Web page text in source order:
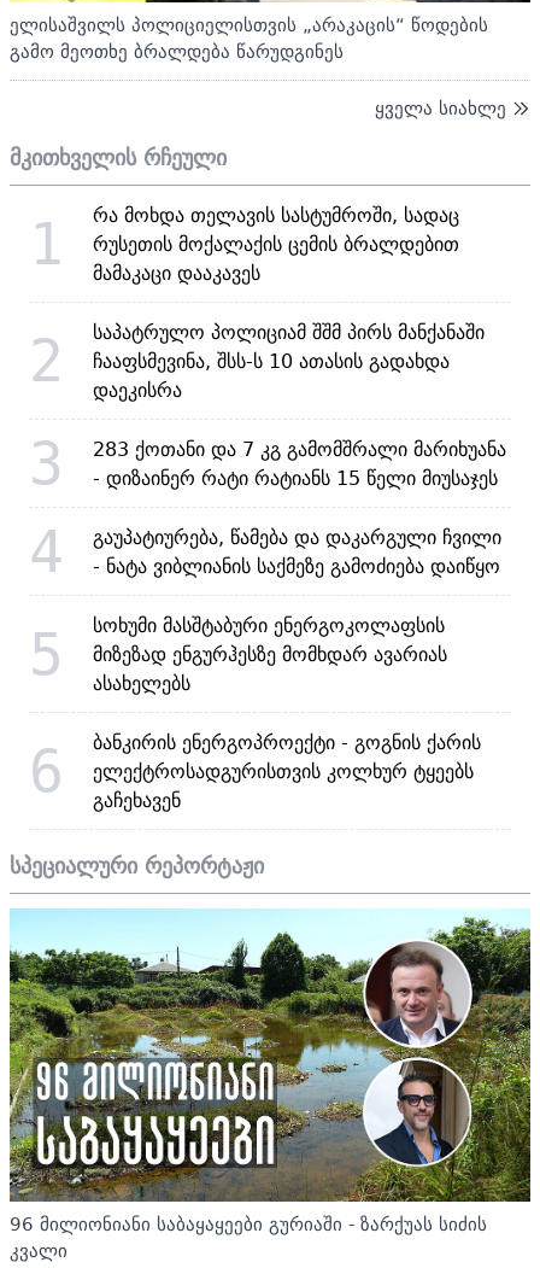
ელისაშვილს პოლიციელისთვის „არაკაცის“ წოდების
გამო მეოთხე ბრალდება წარუდგინეს
ყველა სიახლე
მკითხველის რჩეული
1
რა მოხდა თელავის სასტუმროში, სადაც
რუსეთის მოქალაქის ცემის ბრალდებით
მამაკაცი დააკავეს
2
საპატრულო პოლიციამ შშმ პირს მანქანაში
ჩააფსმევინა, შსს-ს 10 ათასის გადახდა
დაეკისრა
3
283 ქოთანი და 7 კგ გამომშრალი მარიხუანა
- დიზაინერ რატი რატიანს 15 წელი მიუსაჯეს
4
გაუპატიურება, წამება და დაკარგული ჩვილი
- ნატა ვიბლიანის საქმეზე გამოძიება დაიწყო
5
სოხუმი მასშტაბური ენერგოკოლაფსის
მიზეზად ენგურჰესზე მომხდარ ავარიას
ასახელებს
6
ბანკირის ენერგოპროექტი - გოგნის ქარის
ელექტროსადგურისთვის კოლხურ ტყეებს
გაჩეხავენ
სპეციალური რეპორტაჟი
96 მილიონიანი საბაყაყეები გურიაში - ზარქუას სიძის
კვალი